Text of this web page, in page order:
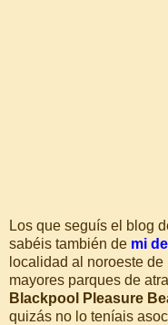
Los que seguís el blog
sabéis también de mi
localidad al noroeste
mayores parques de
Blackpool Pleasure
quizás no lo teníais